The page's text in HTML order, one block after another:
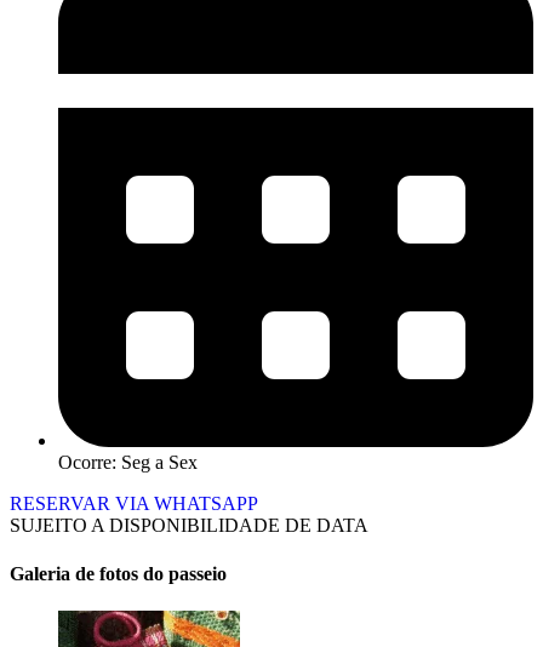
Ocorre: Seg a Sex
RESERVAR VIA WHATSAPP
SUJEITO A DISPONIBILIDADE DE DATA
Galeria de fotos do passeio